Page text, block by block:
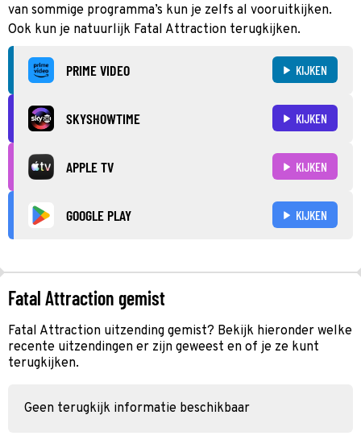
van sommige programma’s kun je zelfs al vooruitkijken.
Ook kun je natuurlijk Fatal Attraction terugkijken.
PRIME VIDEO KIJKEN
SKYSHOWTIME KIJKEN
APPLE TV KIJKEN
GOOGLE PLAY KIJKEN
Fatal Attraction gemist
Fatal Attraction uitzending gemist? Bekijk hieronder welke
recente uitzendingen er zijn geweest en of je ze kunt
terugkijken.
Geen terugkijk informatie beschikbaar